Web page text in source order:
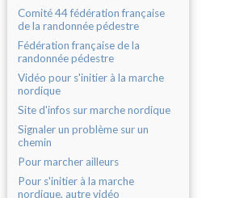
Comité 44 fédération française
de la randonnée pédestre
Fédération française de la
randonnée pédestre
Vidéo pour s'initier à la marche
nordique
Site d'infos sur marche nordique
Signaler un problème sur un
chemin
Pour marcher ailleurs
Pour s'initier à la marche
nordique, autre vidéo